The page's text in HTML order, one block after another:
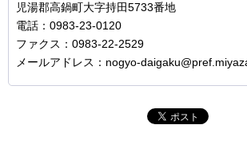
児湯郡高鍋町大字持田5733番地
電話：0983-23-0120
ファクス：0983-22-2529
メールアドレス：nogyo-